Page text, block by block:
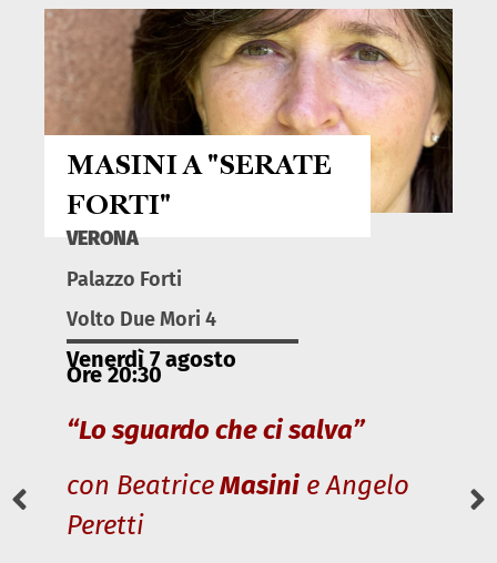
MASINI A "SERATE
FORTI"
VERONA
Palazzo Forti
Volto Due Mori 4
Venerdì 7 agosto
Ore 20:30
“Lo sguardo che ci salva”
con BeatriceMasini e Angelo
Peretti